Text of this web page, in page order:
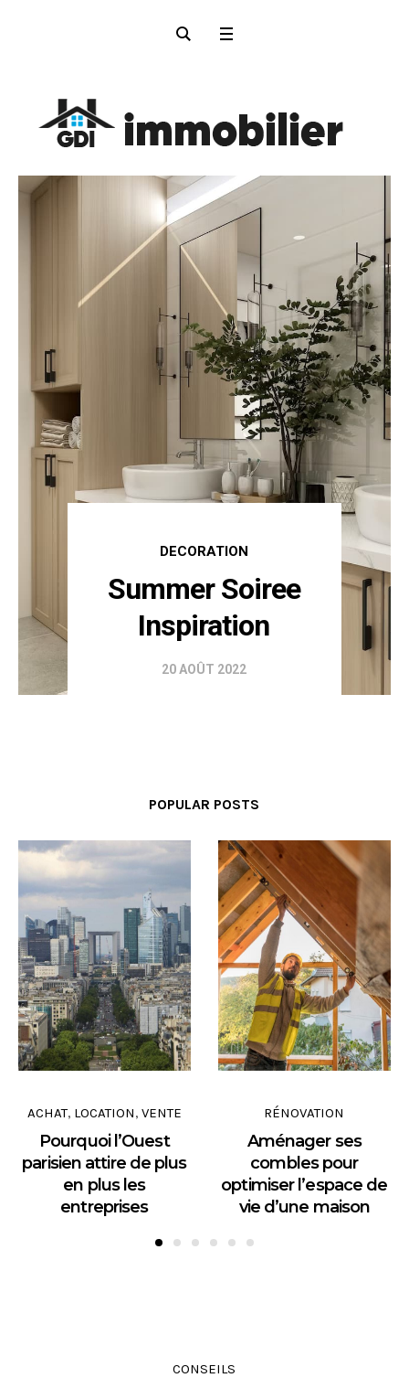
DECORATION
20 AOÛT 2022
Summer Soiree
Inspiration
POPULAR POSTS
ACHAT, LOCATION, VENTE
Pourquoi l’Ouest
parisien attire de plus
en plus les
entreprises
RÉNOVATION
Aménager ses
combles pour
optimiser l’espace de
vie d’une maison
CONSEILS